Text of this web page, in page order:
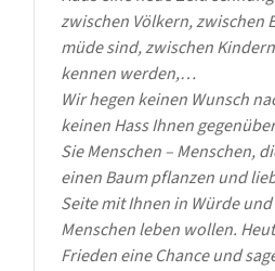
zwischen Völkern, zwischen
müde sind, zwischen
kennen werden,…
Wir hegen keinen Wunsch
keinen Hass Ihnen
Sie Menschen – Menschen,
einen Baum pflanzen und
Seite mit Ihnen in Würde
Menschen leben wollen.
Frieden eine Chance und